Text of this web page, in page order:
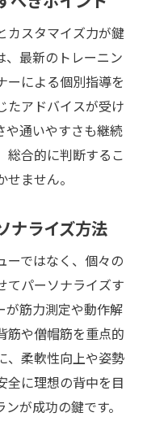
カスタマイズ力が鍵
、最新のトレーニン
ーによる個別指導を
たアドバイスが受け
や通いやすさも継続
総合的に判断するこ
ません。
ナライズ方法
ーではなく、個々の
てパーソナライズす
が筋力測定や動作解
筋や僧帽筋を重点的
、柔軟性向上や姿勢
全に理想の背中を目
が成功の鍵です。